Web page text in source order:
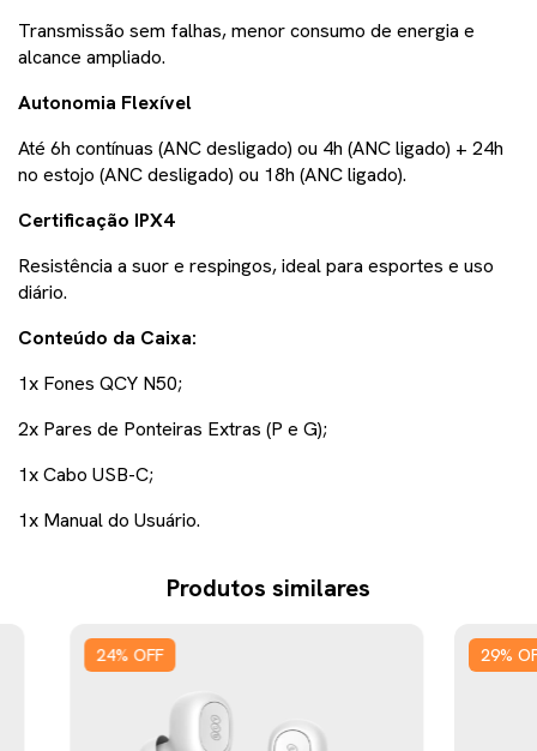
Transmissão sem falhas, menor consumo de energia e
alcance ampliado.
Autonomia Flexível
Até 6h contínuas (ANC desligado) ou 4h (ANC ligado) + 24h
no estojo (ANC desligado) ou 18h (ANC ligado).
Certificação IPX4
Resistência a suor e respingos, ideal para esportes e uso
diário.
Conteúdo da Caixa:
1x Fones QCY N50;
2x Pares de Ponteiras Extras (P e G);
1x Cabo USB-C;
1x Manual do Usuário.
Produtos similares
24% OFF 29%